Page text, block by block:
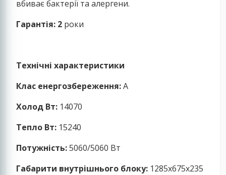
вбиває бактерії та алергени.
Гарантія: 2 роки
Технічні характеристики
Клас енергозбереження:A
Холод Вт: 14070
Тепло Вт: 15240
Потужність:5060/5060 Вт
Габарити внутрішнього блоку: 1285x675x235